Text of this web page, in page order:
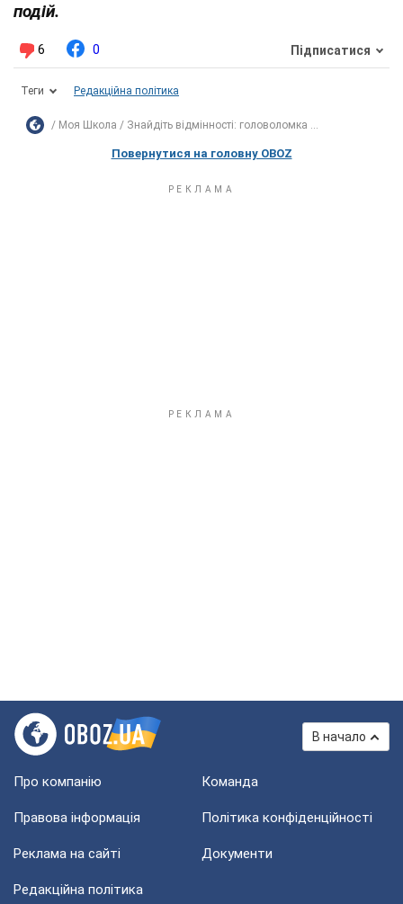
подій.
6 0 Підписатися
Теги Редакційна політика
Моя Школа Знайдіть відмінності: головоломка ...
Повернутися на головну OBOZ
В начало
Про компанію Команда
Правова інформація Політика конфіденційності
Реклама на сайті Документи
Редакційна політика